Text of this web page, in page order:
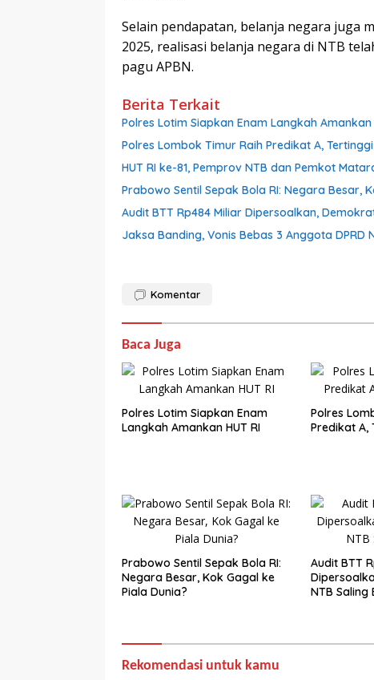
Selain pendapatan, belanja negara juga
2025, realisasi belanja negara di NTB
pagu APBN.
Berita Terkait
Polres Lotim Siapkan Enam Langkah Amankan
Polres Lombok Timur Raih Predikat A,
HUT RI ke-81, Pemprov NTB dan Pemkot
Prabowo Sentil Sepak Bola RI: Negara Besar,
Audit BTT Rp484 Miliar Dipersoalkan,
Jaksa Banding, Vonis Bebas 3 Anggota DPRD
Komentar
Baca Juga
Polres Lotim Siapkan Enam
Langkah Amankan HUT RI
Polres
Predikat A,
Prabowo Sentil Sepak Bola RI:
Negara Besar, Kok Gagal ke
Piala Dunia?
Audit BTT
NTB Saling
Rekomendasi untuk kamu